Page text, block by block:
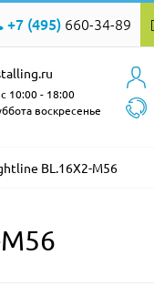
+7 (495) 660-34-89
10:00 - 18:00
воскресенье
BL.16X2-M56